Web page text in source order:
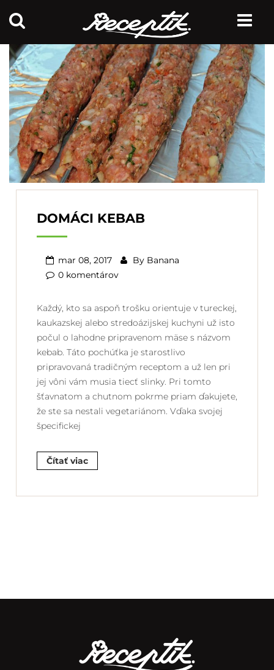
DOMÁCI KEBAB
mar 08, 2017 By Banana
0 komentárov
Každý, kto sa aspoň trošku orientuje v tureckej,
kaukazskej alebo stredoázijskej kuchyni už isto
počul o lahodne pripravenom mäse s názvom
kebab. Táto pochúťka je starostlivo
pripravovaná tradičným receptom a už len pri
jej vôni vám musia tiecť slinky. Pri tomto
šťavnatom a chutnom pokrme priam ďakujete,
že ste sa nestali vegetariánom. Vďaka svojej
špecifickej
Čítať viac